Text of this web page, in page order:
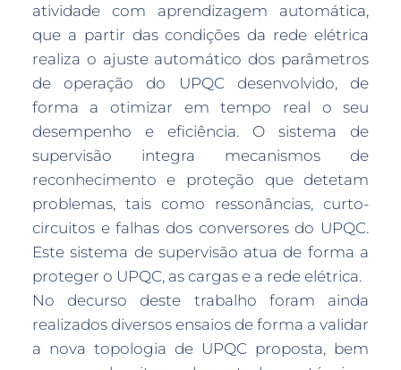
atividade com aprendizagem automática,
que a partir das condições da rede elétrica
realiza o ajuste automático dos parâmetros
de operação do UPQC desenvolvido, de
forma a otimizar em tempo real o seu
desempenho e eficiência. O sistema de
supervisão integra mecanismos de
reconhecimento e proteção que detetam
problemas, tais como ressonâncias, curto-
circuitos e falhas dos conversores do UPQC.
Este sistema de supervisão atua de forma a
proteger o UPQC, as cargas e a rede elétrica.
No decurso deste trabalho foram ainda
realizados diversos ensaios de forma a validar
a nova topologia de UPQC proposta, bem